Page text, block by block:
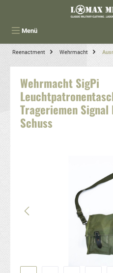
Menü
Reenactment Wehrmacht
Wehrmacht SigPi
Trageriemen Signal
Schuss